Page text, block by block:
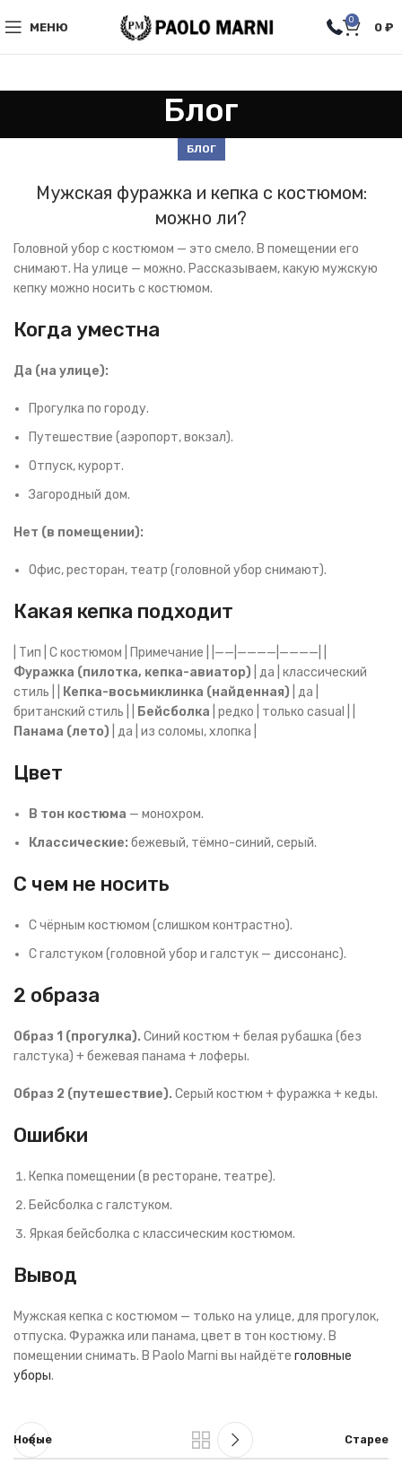
МЕНЮ
0
0 ₽
Блог
БЛОГ
Мужская фуражка и кепка с костюмом:
можно ли?
Головной убор с костюмом — это смело. В помещении его
снимают. На улице — можно. Рассказываем, какую мужскую
кепку можно носить с костюмом.
Когда уместна
Да (на улице):
Прогулка по городу.
Путешествие (аэропорт, вокзал).
Отпуск, курорт.
Загородный дом.
Нет (в помещении):
Офис, ресторан, театр (головной убор снимают).
Какая кепка подходит
| Тип | С костюмом | Примечание | |——|————|————| |
Фуражка (пилотка, кепка-авиатор) | да | классический
стиль | |
Кепка-восьмиклинка (найденная) | да |
британский стиль | |
Бейсболка | редко | только casual | |
Панама (лето) | да | из соломы, хлопка |
Цвет
В тон костюма — монохром.
Классические: бежевый, тёмно-синий, серый.
С чем не носить
С чёрным костюмом (слишком контрастно).
С галстуком (головной убор и галстук — диссонанс).
2 образа
Образ 1 (прогулка). Синий костюм + белая рубашка (без
галстука) + бежевая панама + лоферы.
Образ 2 (путешествие). Серый костюм + фуражка + кеды.
Ошибки
Кепка помещении (в ресторане, театре).
Бейсболка с галстуком.
Яркая бейсболка с классическим костюмом.
Вывод
Мужская кепка с костюмом — только на улице, для прогулок,
отпуска. Фуражка или панама, цвет в тон костюму. В
помещении снимать. В Paolo Marni вы найдёте головные
уборы.
Новые Старее